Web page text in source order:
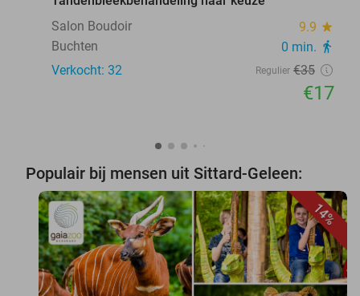
Salon Boudoir
9.9 star
Buchten 0 min. directions_walk
Verkocht: 32 Regulier €35
€17
Populair bij mensen uit Sittard-Geleen:
14%